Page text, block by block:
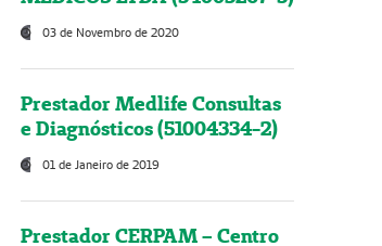
03 de Novembro de 2020
Prestador Medlife Consultas
e Diagnósticos (51004334-2)
01 de Janeiro de 2019
Prestador CERPAM – Centro